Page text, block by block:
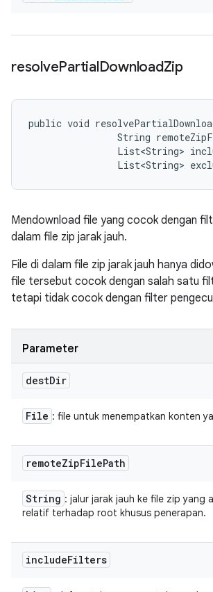
resolvePartialDownloadZip
public void
String
List<String>
List<String>
Mendownload file yang cocok dengan
dalam file zip jarak jauh.
File di dalam file zip jarak jauh hanya
file tersebut cocok dengan salah satu
tetapi tidak cocok dengan filter
Parameter
destDir
File : file untuk menempatkan konten
remoteZipFilePath
String : jalur jarak jauh ke file zip yang
relatif terhadap root khusus penerapan.
includeFilters